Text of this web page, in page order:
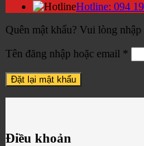
Hotline: 094
Quên mật khẩu? Vui lòng
Tên đăng nhập hoặc email *
Đặt lại mật khẩu
Điều khoản